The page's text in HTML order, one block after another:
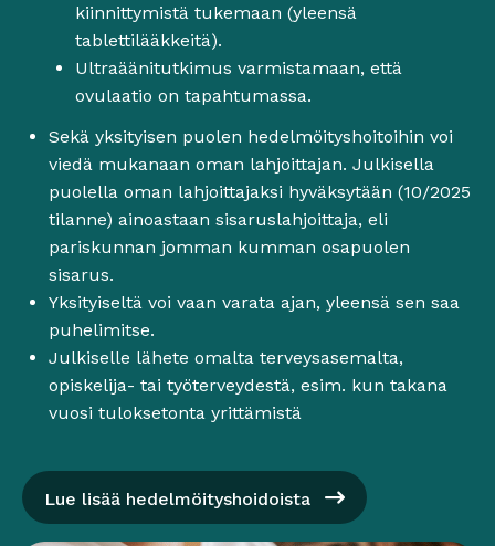
kiinnittymistä tukemaan (yleensä
tablettilääkkeitä).
Ultraäänitutkimus varmistamaan, että
ovulaatio on tapahtumassa.
Sekä yksityisen puolen hedelmöityshoitoihin voi
viedä mukanaan oman lahjoittajan. Julkisella
puolella oman lahjoittajaksi hyväksytään (10/2025
tilanne) ainoastaan sisaruslahjoittaja, eli
pariskunnan jomman kumman osapuolen
sisarus.
Yksityiseltä voi vaan varata ajan, yleensä sen saa
puhelimitse.
Julkiselle lähete omalta terveysasemalta,
opiskelija- tai työterveydestä, esim. kun takana
vuosi tuloksetonta yrittämistä
Lue lisää hedelmöityshoidoista